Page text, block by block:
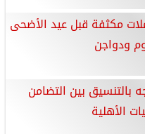
مكثفة قبل عيد الأضحى
بين التضامن
الأهلية